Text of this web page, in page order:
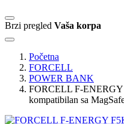
Brzi pregled Vaša korpa
Početna
FORCELL
POWER BANK
FORCELL F-ENERGY
kompatibilan sa